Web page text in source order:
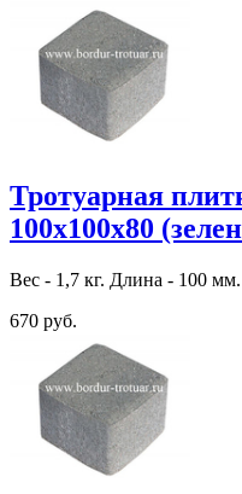
Тротуарная
100х100х80
Вес - 1,7 кг. Длина - 100
670 руб.